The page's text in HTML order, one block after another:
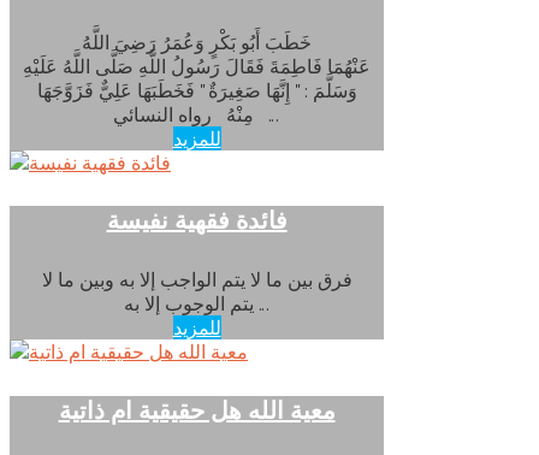
خَطَبَ أَبُو بَكْرٍ وَعُمَرُ رَضِيَ اللَّهُ
عَنْهُمَا فَاطِمَةَ فَقَالَ رَسُولُ اللَّهِ صَلَّى اللَّهُ عَلَيْهِ
وَسَلَّمَ : " إِنَّهَا صَغِيرَةٌ " فَخَطَبَهَا عَلِيٌّ فَزَوَّجَهَا
مِنْهُ رواه النسائي ...
للمزيد
فائدة فقهية نفيسة
فرق بين ما لا يتم الواجب إلا به وبين ما لا
يتم الوجوب إلا به ...
للمزيد